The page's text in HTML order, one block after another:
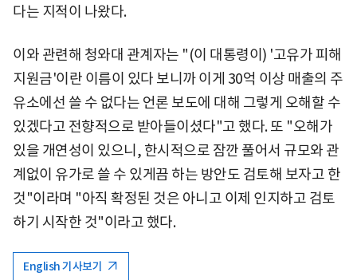
다는 지적이 나왔다.
이와 관련해 청와대 관계자는 "(이 대통령이) '고유가 피해
지원금'이란 이름이 있다 보니까 이게 30억 이상 매출의 주
유소에선 쓸 수 없다는 언론 보도에 대해 그렇게 오해할 수
있겠다고 전향적으로 받아들이셨다"고 했다. 또 "오해가
있을 개연성이 있으니, 한시적으로 잠깐 풀어서 규모와 관
계없이 유가로 쓸 수 있게끔 하는 방안도 검토해 보자고 한
것"이라며 "아직 확정된 것은 아니고 이제 인지하고 검토
하기 시작한 것"이라고 했다.
English 기사보기